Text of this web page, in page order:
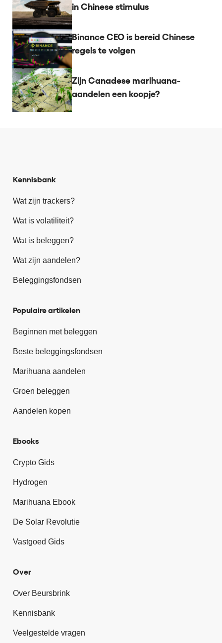
in Chinese stimulus
Binance CEO is bereid Chinese
regels te volgen
Zijn Canadese marihuana-
aandelen een koopje?
Kennisbank
Wat zijn trackers?
Wat is volatiliteit?
Wat is beleggen?
Wat zijn aandelen?
Beleggingsfondsen
Populaire artikelen
Beginnen met beleggen
Beste beleggingsfondsen
Marihuana aandelen
Groen beleggen
Aandelen kopen
Ebooks
Crypto Gids
Hydrogen
Marihuana Ebook
De Solar Revolutie
Vastgoed Gids
Over
Over Beursbrink
Kennisbank
Veelgestelde vragen